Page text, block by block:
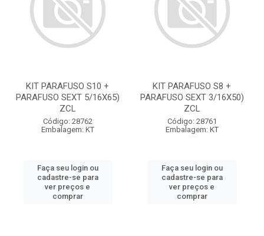
KIT PARAFUSO S10 +
PARAFUSO SEXT 5/16X65)
ZCL
Código: 28762
Embalagem: KT
Faça seu login ou
cadastre-se para
ver preços e
comprar
KIT PARAFUSO S8 +
PARAFUSO SEXT 3/16X50)
ZCL
Código: 28761
Embalagem: KT
Faça seu login ou
cadastre-se para
ver preços e
comprar